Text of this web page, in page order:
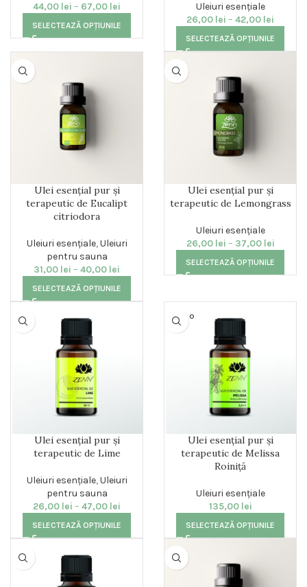
44,00 lei – 67,00 lei
SELECTEAZĂ OPȚIUNILE
Uleiuri esențiale
26,00 lei – 42,00 lei
SELECTEAZĂ OPȚIUNILE
Ulei esențial pur și
terapeutic de Eucalipt
citriodora
Uleiuri esențiale,Uleiuri
pentru sauna
31,00 lei – 40,00 lei
SELECTEAZĂ OPȚIUNILE
Ulei esențial pur și
terapeutic de Lemongrass
Uleiuri esențiale
26,00 lei – 37,00 lei
SELECTEAZĂ OPȚIUNILE
Ulei esențial pur și
terapeutic de Lime
Uleiuri esențiale,Uleiuri
pentru sauna
26,00 lei – 47,00 lei
SELECTEAZĂ OPȚIUNILE
SOLD O
UT
Ulei esențial pur și
terapeutic de Melissa
Roiniță
Uleiuri esențiale
135,00 lei
SELECTEAZĂ OPȚIUNILE